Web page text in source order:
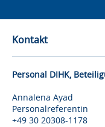
Kontakt
Personal DIHK,
Annalena Ayad
Personalreferentin
+49 30 20308-1178